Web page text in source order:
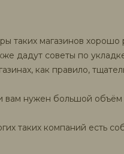
таких магазинов хорошо
дадут советы по
как правило,
вам нужен большой
таких компаний есть